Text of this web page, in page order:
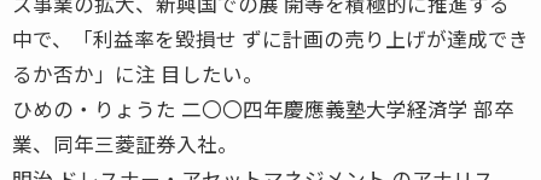
中で、「利益率を毀損せ ずに計画の売り上げが達成でき
るか否か」に注 目したい。
ひめの・りょうた 二〇〇四年慶應義塾大学経済学 部卒
業、同年三菱証券入社。